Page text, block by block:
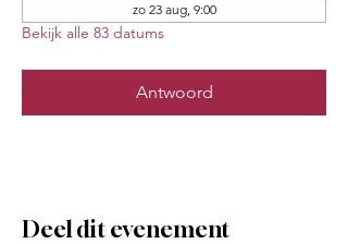
zo 23 aug, 9:00
Bekijk alle 83 datums
Antwoord
Deel dit evenement